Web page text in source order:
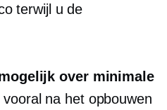
terwijl u de
over minimale
vooral na het opbouwen